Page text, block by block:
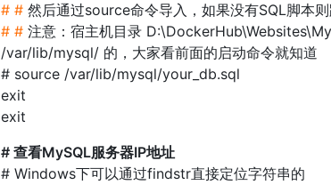
# # 然后通过source命令导入，如果没有SQL脚本
# # 注意：宿主机目录
/var/lib/mysql/ 的，大家看前面的启动命令就知道
# source /var/lib/mysql/your_db.sql
exit
exit
# 查看MySQL服务器IP地址
# Windows下可以通过findstr直接定位字符串的